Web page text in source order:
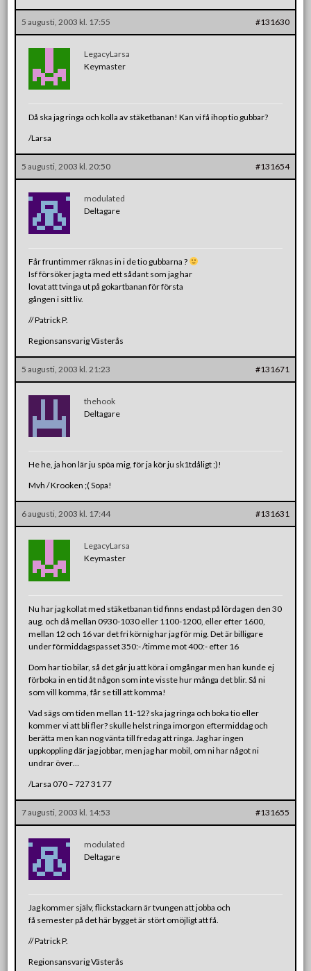
5 augusti, 2003 kl. 17:55 #131630
LegacyLarsa
Keymaster
Då ska jag ringa och kolla av stäketbanan! Kan vi få ihop tio gubbar?
/Larsa
5 augusti, 2003 kl. 20:50 #131654
modulated
Deltagare
Får fruntimmer räknas in i de tio gubbarna ?
Isf försöker jag ta med ett sådant som jag har
lovat att tvinga ut på gokartbanan för första
gången i sitt liv.
// Patrick P.
Regionsansvarig Västerås
5 augusti, 2003 kl. 21:23 #131671
thehook
Deltagare
He he, ja hon lär ju spöa mig, för ja kör ju sk1tdåligt ;)!
Mvh / Krooken ;( Sopa!
6 augusti, 2003 kl. 17:44 #131631
LegacyLarsa
Keymaster
Nu har jag kollat med stäketbanan tid finns endast på lördagen den 30
aug. och då mellan 0930-1030 eller 1100-1200, eller efter 1600,
mellan 12 och 16 var det fri körnig har jag för mig. Det är billigare
under förmiddagspasset 350:- /timme mot 400:- efter 16
Dom har tio bilar, så det går ju att köra i omgångar men han kunde ej
förboka in en tid åt någon som inte visste hur många det blir. Så ni
som vill komma, får se till att komma!
Vad sägs om tiden mellan 11-12? ska jag ringa och boka tio eller
kommer vi att bli fler? skulle helst ringa imorgon eftermiddag och
berätta men kan nog vänta till fredag att ringa. Jag har ingen
uppkoppling där jag jobbar, men jag har mobil, om ni har något ni
undrar över…
/Larsa 070 – 727 31 77
7 augusti, 2003 kl. 14:53 #131655
modulated
Deltagare
Jag kommer själv, flickstackarn är tvungen att jobba och
få semester på det här bygget är stört omöjligt att få.
// Patrick P.
Regionsansvarig Västerås